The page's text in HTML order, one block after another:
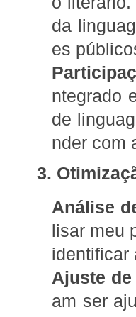
da
es
ntegrado
de
nder com
3.
Análise
lisar meu
identificar
Ajuste
am ser